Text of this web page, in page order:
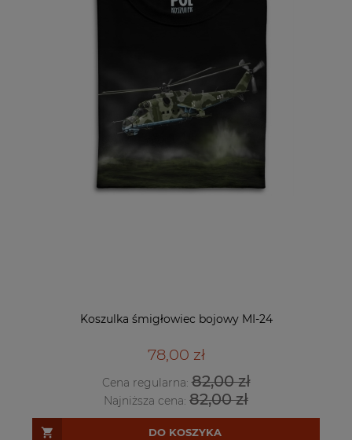
Koszulka śmigłowiec bojowy MI-24
78,00 zł
Cena regularna:82,00 zł
Najniższa cena: 82,00 zł
DO KOSZYKA